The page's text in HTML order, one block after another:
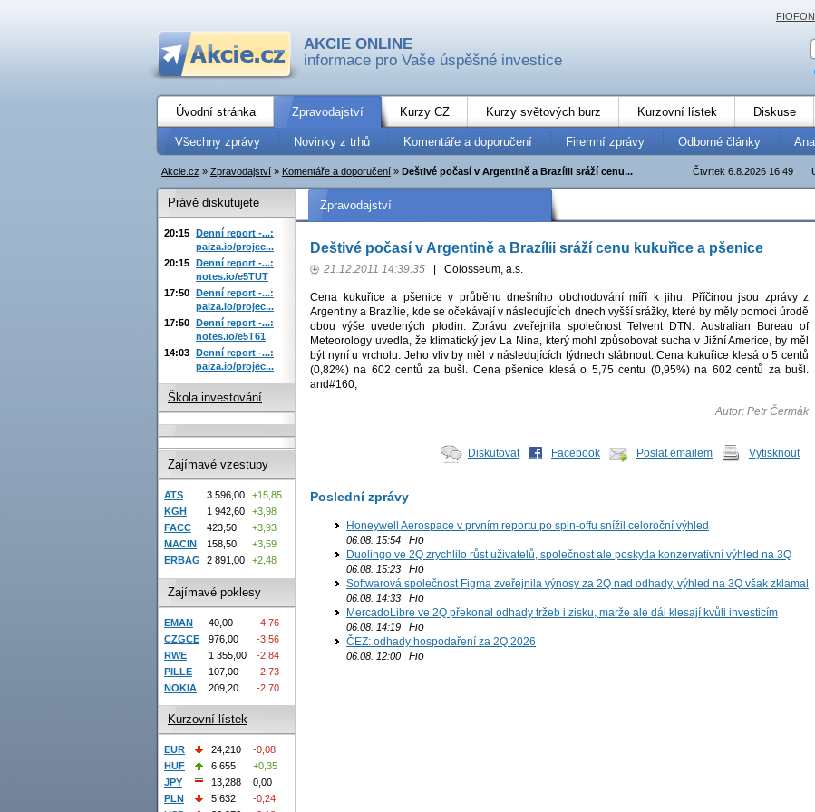
AKCIE ONLINE
informace pro Vaše úspěšné investice
Úvodní stránka Zpravodajství Kurzy CZ Kurzy světových burz Kurzovní lístek Diskuse
Všechny zprávy Novinky z trhů Komentáře a doporučení Firemní zprávy Odborné články
Čtvrtek 6.8.2026 16:49
Akcie.cz » Zpravodajství » Komentáře a doporučení » Deštivé počasí v Argentině a Brazílii sráží cenu...
Zpravodajství
Deštivé počasí v Argentině a Brazílii sráží cenu kukuřice a pšenice
21.12.2011 14:39:35 Colosseum, a.s.
Cena kukuřice a pšenice v průběhu dnešního obchodování míří k jihu. Příčinou jsou zprávy z
Argentiny a Brazílie, kde se očekávají v následujících dnech vyšší srážky, které by měly pomoci úrodě
obou výše uvedených plodin. Zprávu zveřejnila společnost Telvent DTN. Australian Bureau of
Meteorology uvedla, že klimatický jev La Nina, který mohl způsobovat sucha v Jižní Americe, by měl
být nyní u vrcholu. Jeho vliv by měl v následujících týdnech slábnout. Cena kukuřice klesá o 5 centů
(0,82%) na 602 centů za bušl. Cena pšenice klesá o 5,75 centu (0,95%) na 602 centů za bušl.
and#160;
Autor: Petr Čermák
Diskutovat Facebook Poslat emailem Vytisknout
Poslední zprávy
Honeywell Aerospace v prvním reportu po spin-offu snížil celoroční výhled
06.08. 15:54 Fio
Duolingo ve 2Q zrychlilo růst uživatelů, společnost ale poskytla konzervativní výhled na 3Q
06.08. 15:23 Fio
Softwarová společnost Figma zveřejnila výnosy za 2Q nad odhady, výhled na 3Q však zklamal
06.08. 14:33 Fio
MercadoLibre ve 2Q překonal odhady tržeb i zisku, marže ale dál klesají kvůli investicím
06.08. 14:19 Fio
ČEZ: odhady hospodaření za 2Q 2026
06.08. 12:00 Fio
Právě diskutujete
20:15 Denní report -...:
paiza.io/projec...
20:15 Denní report -...:
notes.io/e5TUT
17:50 Denní report -...:
paiza.io/projec...
17:50 Denní report -...:
notes.io/e5T61
14:03 Denní report -...:
paiza.io/projec...
Škola investování
Zajímavé vzestupy
ATS 3 596,00
+15,85
KGH
1 942,60
+3,98
FACC
423,50
+3,93
MACIN
158,50
+3,59
ERBAG
2 891,00 +2,48
Zajímavé poklesy
EMAN 40,00
-4,76
CZGCE
976,00
-3,56
RWE
1 355,00
-2,84
PILLE
107,00
-2,73
NOKIA
209,20 -2,70
Kurzovní lístek
EUR 24,210
-0,08
HUF
6,655
+0,35
JPY
13,288
0,00
PLN
5,632
-0,24